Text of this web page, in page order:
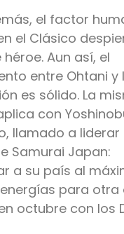
el factor
el Clásico
Aun así, el
entre Ohtani y
es sólido. La
con
, llamado a liderar
Samurai Japan:
a su país al
para otra
octubre con los